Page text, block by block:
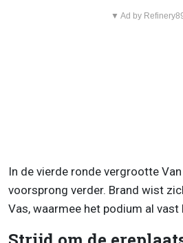
▼ Ad by
In de vierde ronde vergrootte
voorsprong verder. Brand wist
Vas, waarmee het podium al vast